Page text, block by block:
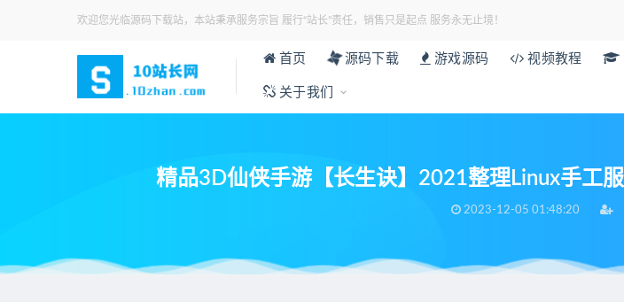
欢迎您光临源码下载站，本站秉承服务宗旨 履行“站长”责任，销售只是起点 服务永无止境！
首页 源码下载 游戏源码 视频教程
关于我们
精品3D仙侠手游【长生诀】2021整理Linux手工
2023-12-05 01:48:20
当前位置： 游戏源码